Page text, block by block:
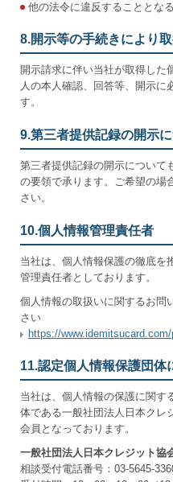
他の法令に違反することとな
8.開示等の手続きにより
開示請求に伴い当社が取得した
人の本人確認、回答等、開示に
す。
9.第三者提供記録の開示
第三者提供記録の開示について
の要領で承ります。ご希望の場
さい。
10.個人情報管理責任者
当社は、個人情報保護の徹底を
管理責任者としております。
個人情報の取扱いに関するお問
さい
https://
11.認定個人情報保護団体
当社は、個人情報の保護に関す
体である一般社団法人日本クレ
会員となっております。
一般社団法人日本クレジット協
相談受付電話番号：03-5645-